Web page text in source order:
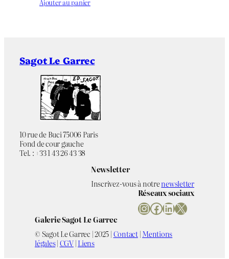
Ajouter au panier
Sagot Le Garrec
10 rue de Buci 75006 Paris
Fond de cour gauche
Tel. : +33 1 43 26 43 38
Newsletter
Inscrivez-vous à notrenewsletter
Réseaux sociaux
InstagramFacebook LinkedIn X
Galerie Sagot Le Garrec
© Sagot Le Garrec | 2025 |Contact|Mentions
légales|CGV|Liens